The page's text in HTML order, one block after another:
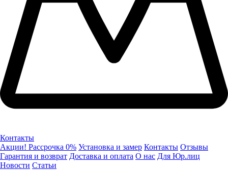
Контакты
Акции! Рассрочка 0% Установка и замер Контакты Отзывы
Гарантия и возврат Доставка и оплата О нас Для Юр.лиц
Новости Статьи